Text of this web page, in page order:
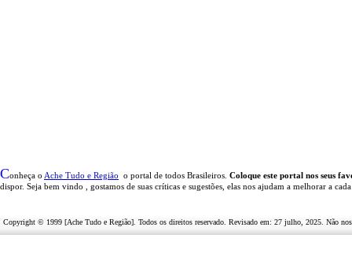
Conheça o Ache Tudo e Região o portal de todos Brasileiros. Coloque este portal nos seus
dispor. Seja bem vindo , gostamos de suas críticas e sugestões, elas nos ajudam a melhorar a
Copyright © 1999 [Ache Tudo e Região]. Todos os direitos reservado. Revisado em: 27 julho, 2025 . Não